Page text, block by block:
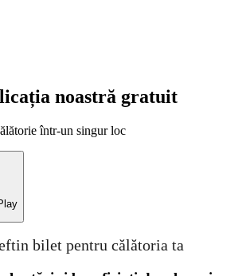
noastră gratuit
într-un singur loc
bilet pentru călătoria ta